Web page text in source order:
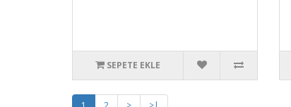
SEPETE EKLE